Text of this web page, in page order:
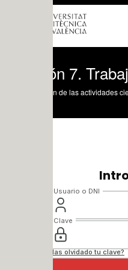
7. Trabajo
de las actividades científicas,